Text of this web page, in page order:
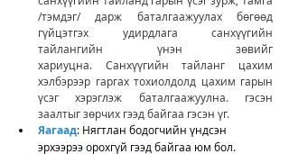
/тэмдэг/ дарж баталгаажуулах бөгөөд
гүйцэтгэх удирдлага санхүүгийн
тайлангийн үнэн зөвийг
хариуцна. Санхүүгийн тайланг цахим
хэлбэрээр гаргах тохиолдолд цахим гарын
үсэг хэрэглэж баталгаажуулна. гэсэн
заалтыг зөрчих гээд байгаа гэсэн үг.
Яагаад: Нягтлан бодогчийн үндсэн
эрхээрээ орохгүй гээд байгаа юм бол.